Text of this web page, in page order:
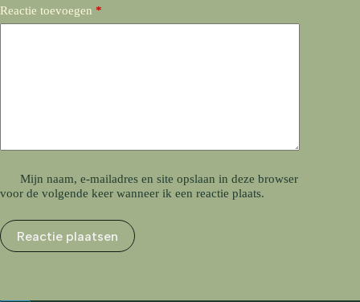
Reactie toevoegen *
Mijn naam, e-mailadres en site opslaan in deze browser
voor de volgende keer wanneer ik een reactie plaats.
Reactie plaatsen